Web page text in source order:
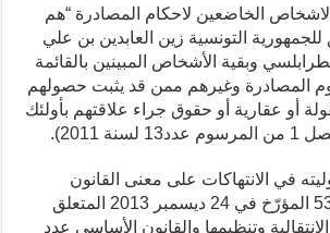
الخاضعين لاحكام المصادرة “هم
للجمهورية التونسية زين العابدين بن علي
وبقية الأشخاص المبينين بالقائمة
المصادرة وغيرهم ممن قد يثبت حصولهم
أو عقارية أو حقوق جراء علاقتهم بأولئك
2011).
في الانتهاكات على معنى القانون
الأساسي عدد 53 المؤرّخ في 24 ديسمبر 2013 المتعلق
وتنظيمها والقانون الأساسي عدد